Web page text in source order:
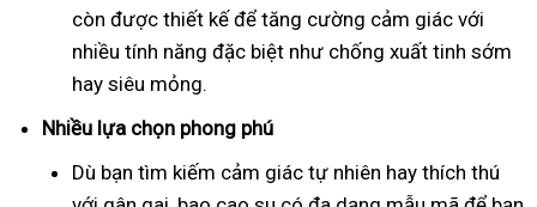
còn được thiết kế để tăng cường cảm giác với
nhiều tính năng đặc biệt như chống xuất tinh sớm
hay siêu mỏng.
Nhiều lựa chọn phong phú
Dù bạn tìm kiếm cảm giác tự nhiên hay thích thú